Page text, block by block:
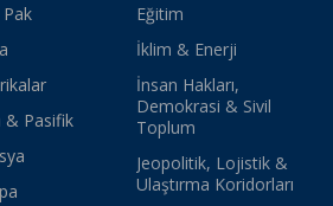
& Pasifik
Eğitim
İklim & Enerji
İnsan Hakları,
Demokrasi & Sivil
Toplum
Jeopolitik, Lojistik &
Ulaştırma Koridorları